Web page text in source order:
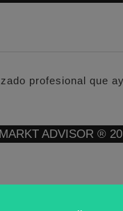
profesional que
MARKT ADVISOR ®